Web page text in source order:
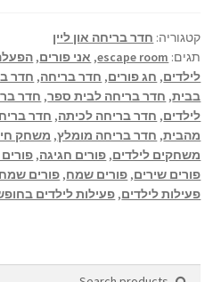
קטגוריה: חדר בריחה און ליין
תגים: escape room
, אני פורים,
לילדים, חג פורים, חדר בריחה, חדר
בבית, חדר בריחה לבית ספר, חדר
לילדים, חדר בריחה לכיתה, חדר
מהבית, חדר בריחה מומלץ, משחק
משחקים לילדים, פורים חגיגה,
פורים שירים, פורים שמח, פורים
פעילות לילדים, פעילות לילדים
Search
Search